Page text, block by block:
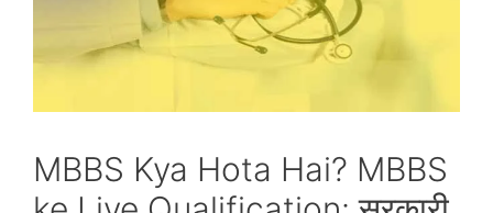
MBBS Kya Hota Hai? MBBS